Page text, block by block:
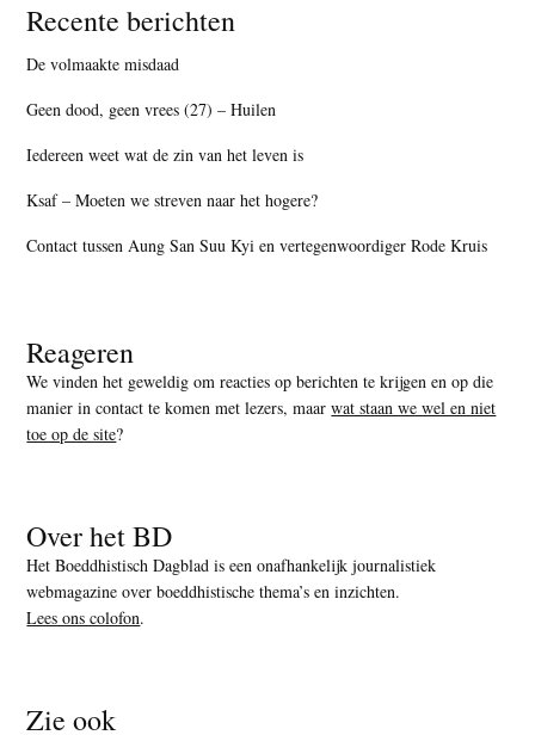
Recente berichten
De volmaakte misdaad
Geen dood, geen vrees (27) – Huilen
Iedereen weet wat de zin van het leven is
Ksaf – Moeten we streven naar het hogere?
Contact tussen Aung San Suu Kyi en vertegenwoordiger Rode Kruis
Reageren
We vinden het geweldig om reacties op berichten te krijgen en op die
manier in contact te komen met lezers, maarwat staan we wel en niet
toe op de site?
Over het BD
Het Boeddhistisch Dagblad is een onafhankelijk journalistiek
webmagazine over boeddhistische thema’s en inzichten.
Lees ons colofon.
Zie ook